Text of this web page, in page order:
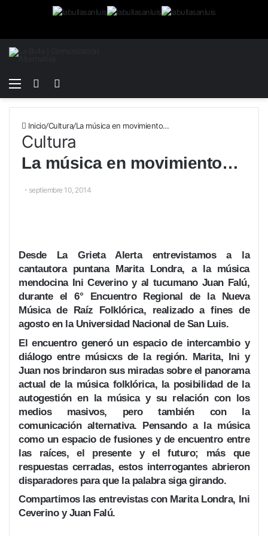
Menú
Buscar
por skin
Inicio/Cultura/La música en movimiento…
Cultura
La música en movimiento…
septiembre 10, 2014
Desde La Grieta Alerta entrevistamos a la
cantautora puntana Marita Londra, a la música
mendocina Ini Ceverino y al tucumano Juan Falú,
durante el 6° Encuentro Regional de la Nueva
Música de Raíz Folklórica, realizado a fines de
agosto en la Universidad Nacional de San Luis.
El encuentro generó un espacio de intercambio y
diálogo entre músicxs de la región. Marita, Ini y
Juan nos brindaron sus miradas sobre el panorama
actual de la música folklórica, la posibilidad de la
autogestión en la música y su relación con los
medios masivos, pero también con la
comunicación alternativa. Pensando a la música
como un espacio de fusiones y de encuentro entre
las raíces, el presente y el futuro; más que
respuestas cerradas, estos interrogantes abrieron
disparadores para que la palabra siga girando.
Compartimos las entrevistas con Marita Londra, Ini
Ceverino y Juan Falú.